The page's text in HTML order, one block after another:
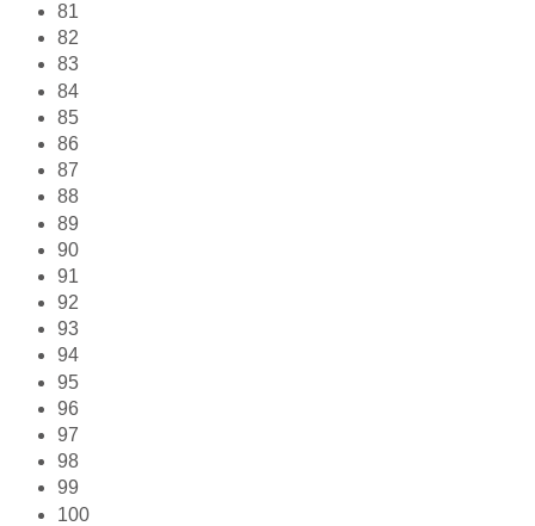
81
82
83
84
85
86
87
88
89
90
91
92
93
94
95
96
97
98
99
100